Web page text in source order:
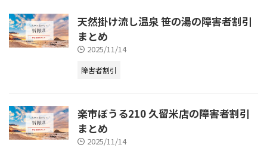
天然掛け流し温泉 笹の湯の障害者割引
まとめ
2025/11/14
障害者割引
楽市ぼうる210 久留米店の障害者割引
まとめ
2025/11/14